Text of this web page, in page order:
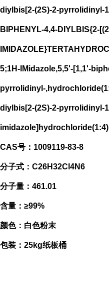
diylbis[2-(2S)-2-pyrrolidinyl-
BIPHENYL-4,4-DIYLBIS{2-
5;1H-IMidazole,5,5'-[1,1'-
pyrrolidinyl-
diylbis[2-(2S)-2-pyrrolidinyl-
imidazole]hydrochloride(1:4)
CAS号：1009119-83-8
分子式：C26H32Cl4N6
分子量：461.01
含量：≥99%
颜色：白色粉末
包装：25kg纸板桶